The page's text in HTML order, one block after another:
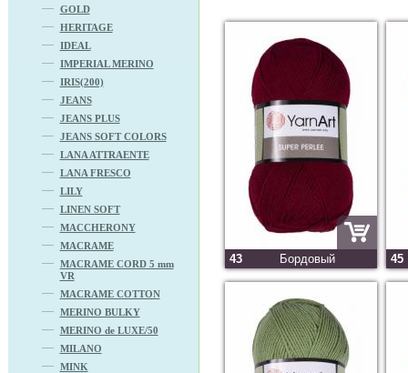
GOLD
HERITAGE
IDEAL
IMPERIAL MERINO
IRIS(200)
JEANS
JEANS PLUS
JEANS SOFT COLORS
LANA ATTRAENTE
LANA FRESCO
LILY
LINEN SOFT
MACCHERONY
MACRAME
MACRAME CORD 5 mm
VR
MACRAME COTTON
MERINO BULKY
MERINO de LUXE/50
MILANO
MINK
43 Бордовый 45